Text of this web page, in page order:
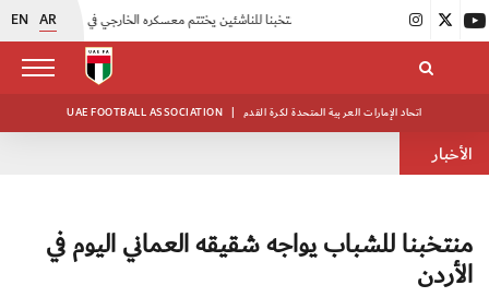
EN AR
اتحاد الكرة يُنظم ورشة عمل للمراقبين المعتمدين |
UAE FOOTBALL ASSOCIATION | اتحاد الإمارات العربية المتحدة لكرة القدم
الأخبار
منتخبنا للشباب يواجه شقيقه العماني اليوم في
الأردن